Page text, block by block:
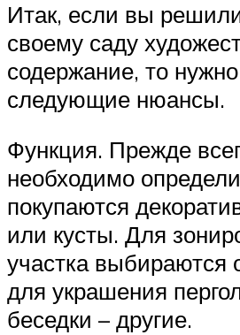
Итак, если вы
своему саду
содержание, то
следующие нюансы.
Функция. Прежде
необходимо
покупаются
или кусты. Для
участка выбираются
для украшения
беседки – другие.